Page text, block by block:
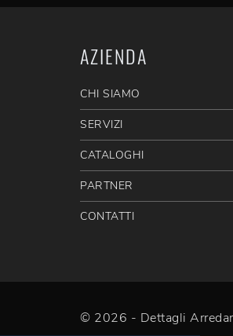
AZIENDA
CHI SIAMO
SERVIZI
CATALOGHI
PARTNER
CONTATTI
© 2026 - Dettagli